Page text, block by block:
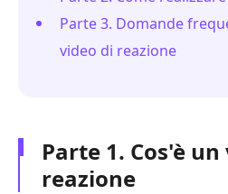
Parte 3. Domande
video di reazione
Parte 1. Cos'è
reazione